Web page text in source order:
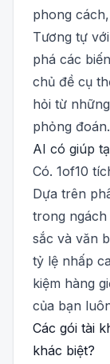
phong
Tương tự
phá các
chủ đề cụ
hỏi từ
phỏng đoán.
AI có giúp
Có. 1of10
Dựa trên
trong ngách
sắc và văn
tỷ lệ nhấp
kiệm hàng
của bạn
Các gói tài
khác biệt?